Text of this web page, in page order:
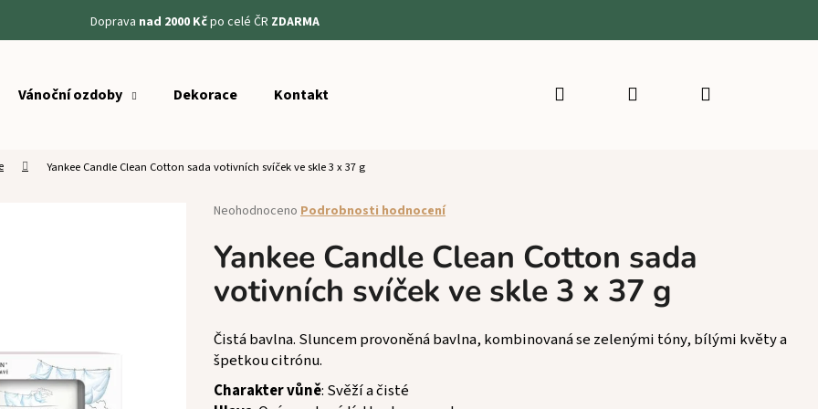
Doprava nad 2000 Kčpo celé ČR ZDARMA
Vánoční ozdoby Dekorace Kontakt Hledat PřihlášeníNákupní
Yankee Candle Clean Cotton sada votivních svíček ve skle 3 x 37 g
Průměrné
produktu
je
z
hvězdiček.
Neohodnoceno Podrobnosti hodnocení
Yankee Candle Clean Cotton sada
votivních svíček ve skle 3 x 37 g
Čistá bavlna. Sluncem provoněná bavlna, kombinovaná se zelenými tóny, bílými květy a
špetkou citrónu.
Charakter vůně: Svěží a čisté
Co potřebujete najít?
HLEDAT